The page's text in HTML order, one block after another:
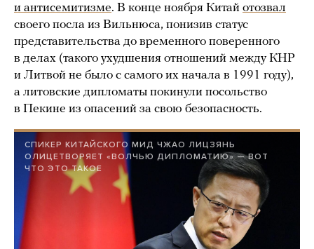
и антисемитизме. В конце ноября Китай отозвал
своего посла из Вильнюса, понизив статус
представительства до временного поверенного
в делах (такого ухудшения отношений между КНР
и Литвой не было с самого их начала в 1991 году),
а литовские дипломаты покинули посольство
в Пекине из опасений за свою безопасность.
СПИКЕР КИТАЙСКОГО МИД ЧЖАО ЛИЦЗЯНЬ
ОЛИЦЕТВОРЯЕТ «ВОЛЧЬЮ ДИПЛОМАТИЮ» — ВОТ
ЧТО ЭТО ТАКОЕ